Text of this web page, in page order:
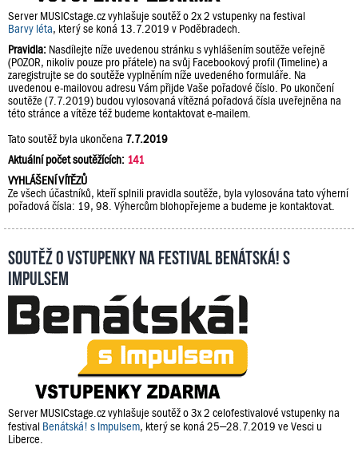
Server MUSICstage.cz vyhlašuje soutěž o 2x 2 vstupenky na festival
Barvy léta, který se koná 13.7.2019 v Poděbradech.
Pravidla: Nasdílejte níže uvedenou stránku s vyhlášením soutěže veřejně
(POZOR, nikoliv pouze pro přátele) na svůj Facebookový profil (Timeline) a
zaregistrujte se do soutěže vyplněním níže uvedeného formuláře. Na
uvedenou e-mailovou adresu Vám přijde Vaše pořadové číslo. Po ukončení
soutěže (7.7.2019) budou vylosovaná vítězná pořadová čísla uveřejněna na
této stránce a vítěze též budeme kontaktovat e-mailem.
Tato soutěž byla ukončena 7.7.2019
Aktuální počet soutěžících: 141
VYHLÁŠENÍ VÍTĚZŮ
Ze všech účastníků, kteří splnili pravidla soutěže, byla vylosována tato výherní
pořadová čísla: 19, 98. Výhercům blohopřejeme a budeme je kontaktovat.
Soutěž o vstupenky na festival Benátská! s
Impulsem
Server MUSICstage.cz vyhlašuje soutěž o 3x 2 celofestivalové vstupenky na
festival Benátská! s Impulsem, který se koná 25–28.7.2019 ve Vesci u
Liberce.